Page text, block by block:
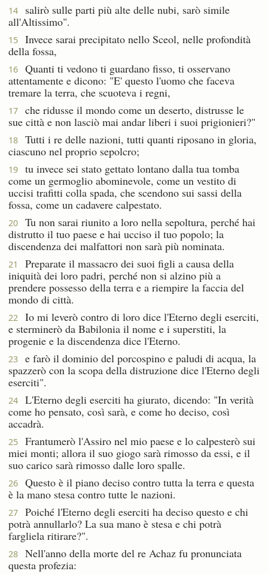
14
salirò sulle parti più alte delle nubi, sarò simile
all'Altissimo".
15
Invece sarai precipitato nello Sceol, nelle profondità
della fossa,
16
Quanti ti vedono ti guardano fisso, ti osservano
attentamente e dicono: "E' questo l'uomo che faceva
tremare la terra, che scuoteva i regni,
17
che ridusse il mondo come un deserto, distrusse le
sue città e non lasciò mai andar liberi i suoi prigionieri?"
18
Tutti i re delle nazioni, tutti quanti riposano in gloria,
ciascuno nel proprio sepolcro;
19
tu invece sei stato gettato lontano dalla tua tomba
come un germoglio abominevole, come un vestito di
uccisi trafitti colla spada, che scendono sui sassi della
fossa, come un cadavere calpestato.
20
Tu non sarai riunito a loro nella sepoltura, perché hai
distrutto il tuo paese e hai ucciso il tuo popolo; la
discendenza dei malfattori non sarà più nominata.
21
Preparate il massacro dei suoi figli a causa della
iniquità dei loro padri, perché non si alzino più a
prendere possesso della terra e a riempire la faccia del
mondo di città.
22
Io mi leverò contro di loro dice l'Eterno degli eserciti,
e sterminerò da Babilonia il nome e i superstiti, la
progenie e la discendenza dice l'Eterno.
23
e farò il dominio del porcospino e paludi di acqua, la
spazzerò con la scopa della distruzione dice l'Eterno degli
eserciti".
24
L'Eterno degli eserciti ha giurato, dicendo: "In verità
come ho pensato, così sarà, e come ho deciso, così
accadrà.
25
Frantumerò l'Assiro nel mio paese e lo calpesterò sui
miei monti; allora il suo giogo sarà rimosso da essi, e il
suo carico sarà rimosso dalle loro spalle.
26
Questo è il piano deciso contro tutta la terra e questa
è la mano stesa contro tutte le nazioni.
27
Poiché l'Eterno degli eserciti ha deciso questo e chi
potrà annullarlo? La sua mano è stesa e chi potrà
fargliela ritirare?".
28
Nell'anno della morte del re Achaz fu pronunciata
questa profezia: